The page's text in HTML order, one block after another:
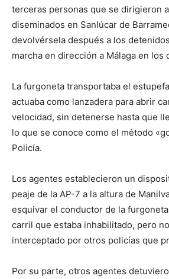
terceras personas que se dirigieron
diseminados en Sanlúcar de
devolvérsela después a los
marcha en dirección a Málaga en los
La furgoneta transportaba el
actuaba como lanzadera para abrir
velocidad, sin detenerse hasta que
lo que se conoce como el método
Policía.
Los agentes establecieron un
peaje de la AP-7 a la altura de
esquivar el conductor de la
carril que estaba inhabilitado, pero
interceptado por otros policías que
Por su parte, otros agentes